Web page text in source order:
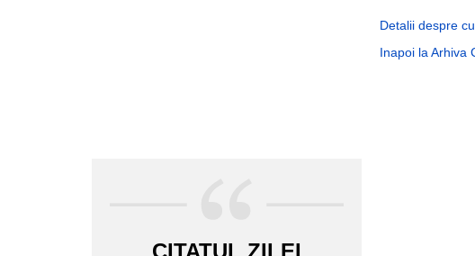
CITATUL ZILEI
Detalii despre
Inapoi la Arhiva